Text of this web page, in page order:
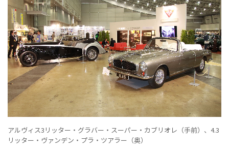
アルヴィス3リッター・グラバー・スーパー・カブリオレ（手前）、4.3
リッター・ヴァンデン・プラ・ツアラー（奥）